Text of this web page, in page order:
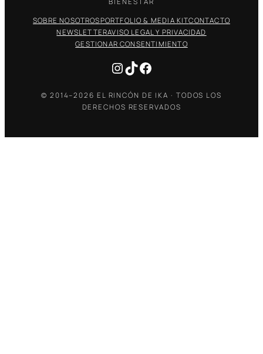
SOBRE NOSOTROSPORTFOLIO & MEDIA KITCONTACTO
NEWSLETTERAVISO LEGAL Y PRIVACIDAD
GESTIONAR CONSENTIMIENTO
Instagram
TikTokFacebook
© 2014–2026 EL RINCÓN DE IKA · TODOS LOS
DERECHOS RESERVADOS